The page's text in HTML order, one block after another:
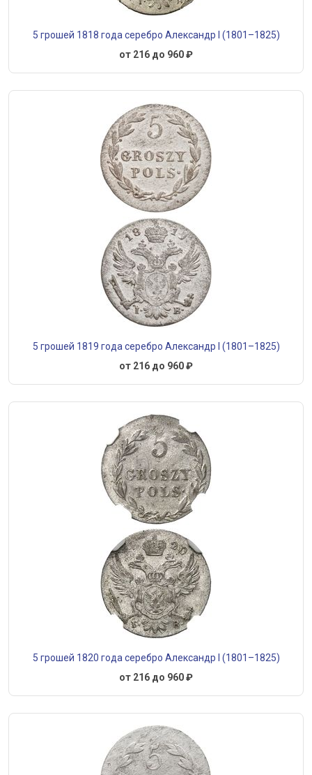
5 грошей 1818 года серебро Александр I (1801–1825)
от 216 до 960 ₽
5 грошей 1819 года серебро Александр I (1801–1825)
от 216 до 960 ₽
5 грошей 1820 года серебро Александр I (1801–1825)
от 216 до 960 ₽